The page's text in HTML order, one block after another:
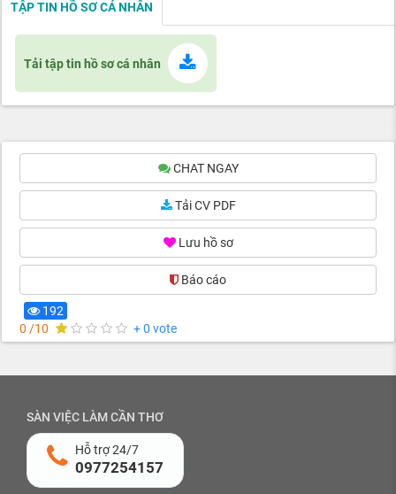
TẬP TIN HỒ SƠ CÁ NHÂN
Tải tập tin hồ sơ cá nhân
CHAT NGAY
Tải CV PDF
Lưu hồ sơ
Báo cáo
192
0 /10
+ 0 vote
SÀN VIỆC LÀM CẦN THƠ
Hỗ trợ 24/7
0977254157